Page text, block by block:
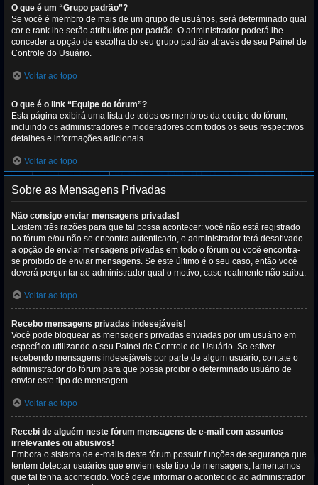
O que é um “Grupo padrão”?
Se você é membro de mais de um grupo de usuários, será determinado qual
cor e rank lhe serão atribuídos por padrão. O administrador poderá lhe
conceder a opção de escolha do seu grupo padrão através de seu Painel de
Controle do Usuário.
Voltar ao topo
O que é o link “Equipe do fórum”?
Esta página exibirá uma lista de todos os membros da equipe do fórum,
incluindo os administradores e moderadores com todos os seus respectivos
detalhes e informações adicionais.
Voltar ao topo
Sobre as Mensagens Privadas
Não consigo enviar mensagens privadas!
Existem três razões para que tal possa acontecer: você não está registrado
no fórum e/ou não se encontra autenticado, o administrador terá desativado
a opção de enviar mensagens privadas em todo o fórum ou você encontra-
se proibido de enviar mensagens. Se este último é o seu caso, então você
deverá perguntar ao administrador qual o motivo, caso realmente não saiba.
Voltar ao topo
Recebo mensagens privadas indesejáveis!
Você pode bloquear as mensagens privadas enviadas por um usuário em
específico utilizando o seu Painel de Controle do Usuário. Se estiver
recebendo mensagens indesejáveis por parte de algum usuário, contate o
administrador do fórum para que possa proibir o determinado usuário de
enviar este tipo de mensagem.
Voltar ao topo
Recebi de alguém neste fórum mensagens de e-mail com assuntos
irrelevantes ou abusivos!
Embora o sistema de e-mails deste fórum possuir funções de segurança que
tentem detectar usuários que enviem este tipo de mensagens, lamentamos
que tal tenha acontecido. Você deve informar o acontecido ao administrador